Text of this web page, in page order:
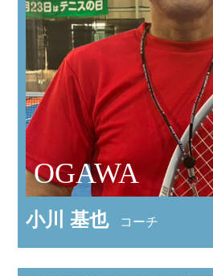
OGAWA
小川 基也 コーチ